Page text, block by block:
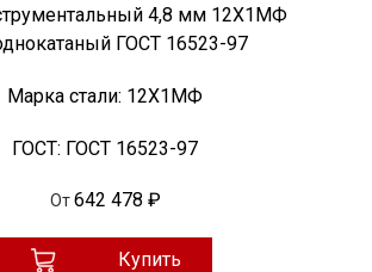
4,8 мм 12Х1МФ
ГОСТ 16523-97
Марка стали: 12Х1МФ
ГОСТ: ГОСТ 16523-97
От 642 478 ₽
Купить